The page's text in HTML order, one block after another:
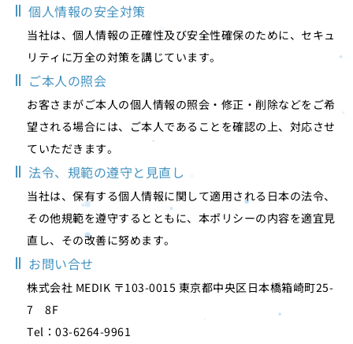
個人情報の安全対策
当社は、個人情報の正確性及び安全性確保のために、セキュ
リティに万全の対策を講じています。
ご本人の照会
お客さまがご本人の個人情報の照会・修正・削除などをご希
望される場合には、ご本人であることを確認の上、対応させ
ていただきます。
法令、規範の遵守と見直し
当社は、保有する個人情報に関して適用される日本の法令、
その他規範を遵守するとともに、本ポリシーの内容を適宜見
直し、その改善に努めます。
お問い合せ
株式会社 MEDIK 〒103-0015 東京都中央区日本橋箱崎町25-
7 8F
Tel：03-6264-9961